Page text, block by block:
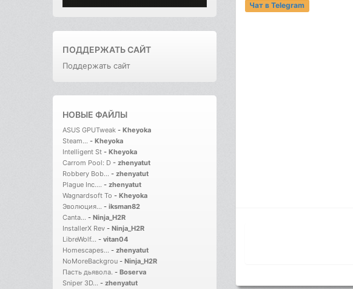
ПОДДЕРЖАТЬ САЙТ
Поддержать сайт
НОВЫЕ ФАЙЛЫ
ASUS GPUTweak - Kheyoka
Steam... - Kheyoka
Intelligent St - Kheyoka
Carrom Pool: D - zhenyatut
Robbery Bob... - zhenyatut
Plague Inc.... - zhenyatut
Wagnardsoft To - Kheyoka
Эволюция... - iksman82
Canta... - Ninja_H2R
InstallerX Rev - Ninja_H2R
LibreWolf... - vitan04
Homescapes... - zhenyatut
NoMoreBackgrou - Ninja_H2R
Пасть дьявола. - Boserva
Sniper 3D... - zhenyatut
Чат в Telegram